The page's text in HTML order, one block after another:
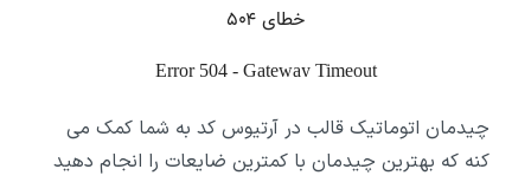
چیدمان اتوماتیک قالب در آرتیوس کد به شما کمک می
کنه که بهترین چیدمان با کمترین ضایعات را انجام دهید